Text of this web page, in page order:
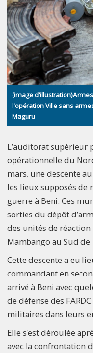
(image
l'opération Ville sans
Maguru
L’auditorat supérieur
opérationnelle du
mars, une descente
les lieux supposés de
guerre à Beni. Ces
sorties du dépôt
des unités de réaction
Mambango au Sud de
Cette descente a eu
commandant en
arrivé à Beni avec
de défense des
militaires dans leurs
Elle s’est déroulée
avec la confrontation